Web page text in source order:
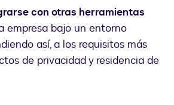
con otras herramientas
empresa bajo un entorno
así, a los requisitos más
de privacidad y residencia de